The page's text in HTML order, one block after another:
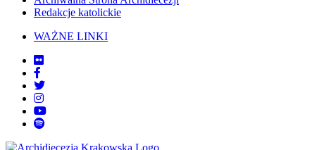
Redakcje katolickie
WAŻNE LINKI